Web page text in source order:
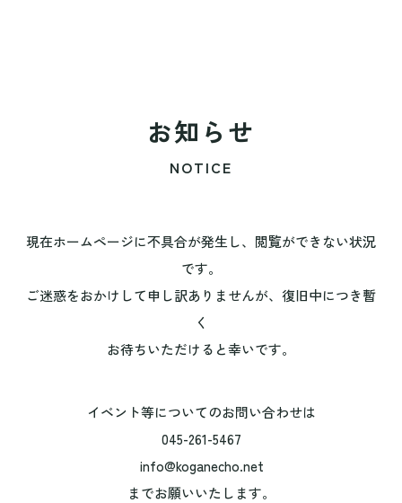
お知らせ
NOTICE
現在ホームページに不具合が発生し、閲覧ができない状況
です。
ご迷惑をおかけして申し訳ありませんが、復旧中につき暫
く
お待ちいただけると幸いです。
イベント等についてのお問い合わせは
045-261-5467
info@koganecho.net
までお願いいたします。